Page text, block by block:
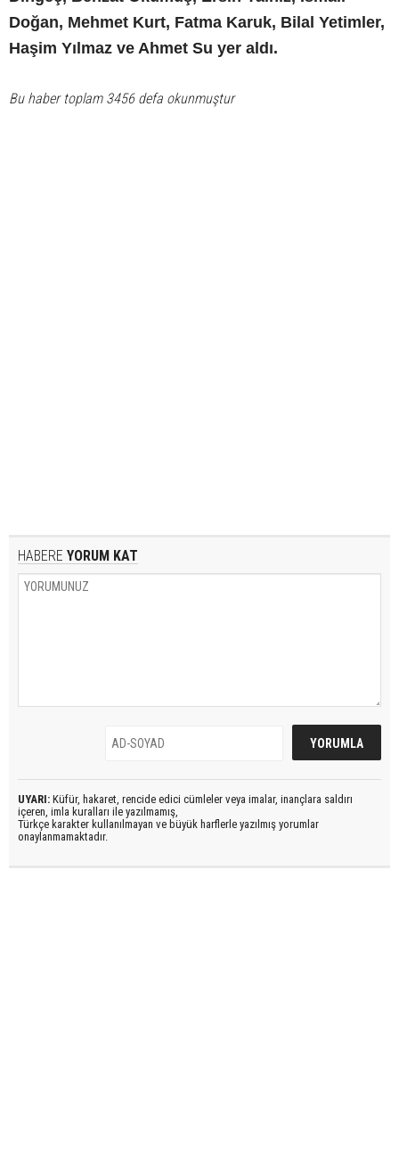
Doğan, Mehmet Kurt, Fatma Karuk, Bilal Yetimler,
Haşim Yılmaz ve Ahmet Su yer aldı.
Bu haber toplam 3456 defa okunmuştur
HABERE YORUM KAT
UYARI: Küfür, hakaret, rencide edici cümleler veya imalar, inançlara saldırı
içeren, imla kuralları ile yazılmamış,
Türkçe karakter kullanılmayan ve büyük harflerle yazılmış yorumlar
onaylanmamaktadır.